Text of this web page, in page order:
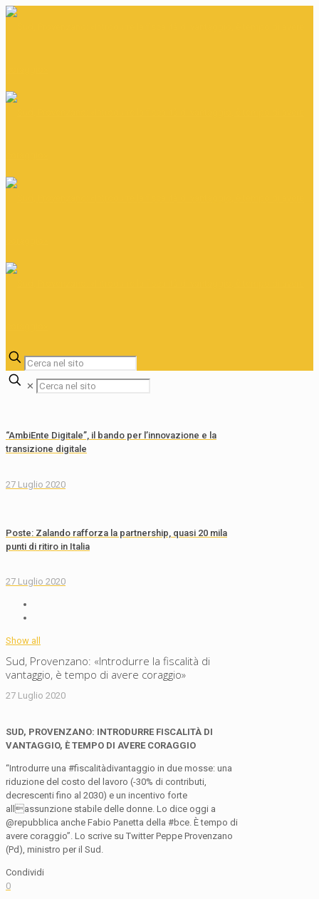
✕
“AmbiEnte Digitale”, il bando per l’innovazione e la
transizione digitale
27 Luglio 2020
Poste: Zalando rafforza la partnership, quasi 20 mila
punti di ritiro in Italia
27 Luglio 2020
Show all
Sud, Provenzano: «Introdurre la fiscalità di
vantaggio, è tempo di avere coraggio»
27 Luglio 2020
SUD, PROVENZANO: INTRODURRE FISCALITÀ DI
VANTAGGIO, È TEMPO DI AVERE CORAGGIO
“Introdurre una #fiscalitàdivantaggio in due mosse: una
riduzione del costo del lavoro (-30% di contributi,
decrescenti fino al 2030) e un incentivo forte
allassunzione stabile delle donne. Lo dice oggi a
@repubblica anche Fabio Panetta della #bce. È tempo di
avere coraggio”. Lo scrive su Twitter Peppe Provenzano
(Pd), ministro per il Sud.
Condividi
0